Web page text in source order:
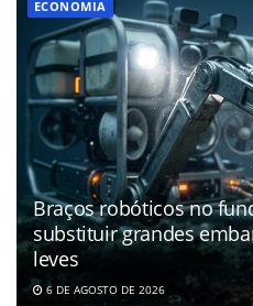
ECONOMIA
Braços robóticos no
substituir grandes
leves
6 DE AGOSTO DE 2026